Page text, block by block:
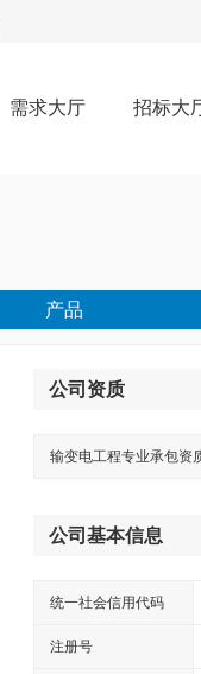
需求大厅 招标大
产品
公司资质
输变电工程专业承包资
公司基本信息
统一社会信用代码
注册号